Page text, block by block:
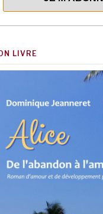
LIVRE